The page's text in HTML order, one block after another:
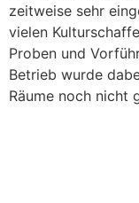
zeitweise sehr
vielen
Proben und
Betrieb wurde
Räume noch nicht